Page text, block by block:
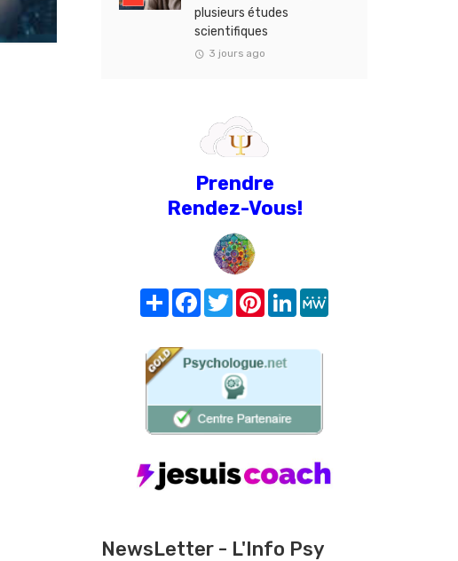
plusieurs études
scientifiques
3 jours ago
Prendre
Rendez-Vous!
Share FacebookTwitterPinterest
LinkedIn
NewsLetter - L'Info Psy